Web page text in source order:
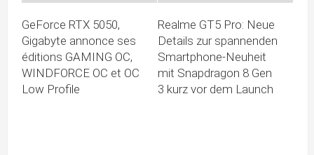
GeForce RTX 5050,
Gigabyte annonce ses
éditions GAMING OC,
WINDFORCE OC et OC
Low Profile
Realme GT5 Pro: Neue
Details zur spannenden
Smartphone-Neuheit
mit Snapdragon 8 Gen
3 kurz vor dem Launch